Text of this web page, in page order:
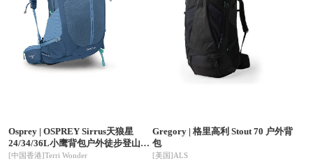
Osprey| OSPREY Sirrus天狼星
24/34/36L小鹰背包户外徒步登山旅
游双肩包女（香港仓发货）
[中国香港]Terri Wonder
Gregory |格里高利 Stout 70 户外背
包
[美国]ALS